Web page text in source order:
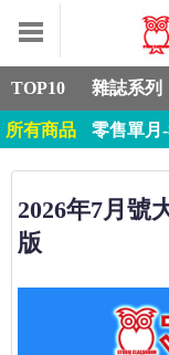
TOP10 雜誌系列
所有商品 零售單月
2026年7月號
版